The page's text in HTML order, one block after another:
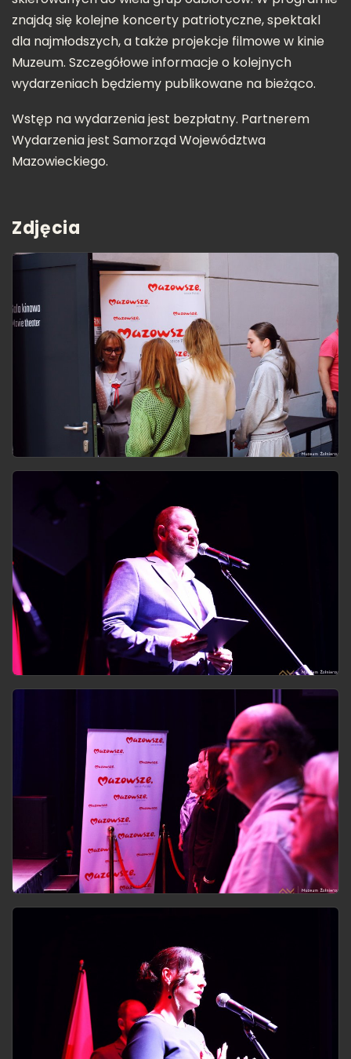
znajdą się kolejne koncerty patriotyczne, spektakl
dla najmłodszych, a także projekcje filmowe w kinie
Muzeum. Szczegółowe informacje o kolejnych
wydarzeniach będziemy publikowane na bieżąco.
Wstęp na wydarzenia jest bezpłatny. Partnerem
Wydarzenia jest Samorząd Województwa
Mazowieckiego.
Zdjęcia